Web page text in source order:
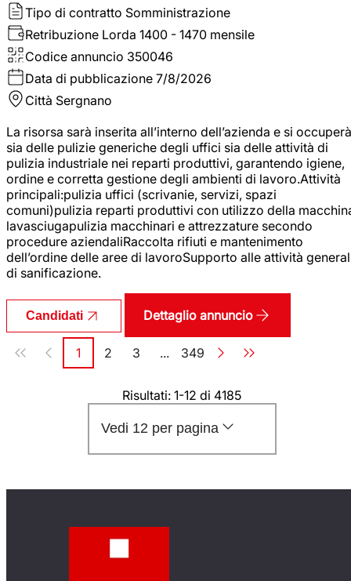
Tipo di contratto Somministrazione
Retribuzione Lorda 1400 - 1470 mensile
Codice annuncio 350046
Data di pubblicazione 7/8/2026
Città Sergnano
La risorsa sarà inserita all’interno dell’azienda e si occuperà
sia delle pulizie generiche degli uffici sia delle attività di
pulizia industriale nei reparti produttivi, garantendo igiene,
ordine e corretta gestione degli ambienti di lavoro.Attività
principali:pulizia uffici (scrivanie, servizi, spazi
comuni)pulizia reparti produttivi con utilizzo della
lavasciugapulizia macchinari e attrezzature secondo
procedure aziendaliRaccolta rifiuti e mantenimento
dell’ordine delle aree di lavoroSupporto alle attività
di sanificazione.
Candidati Dettaglio annuncio
Paginazione
Pagina
1 Pagina
2 Pagina
3 ... Pagina
349
Risultati: 1-12 di 4185
Vedi 12 per pagina